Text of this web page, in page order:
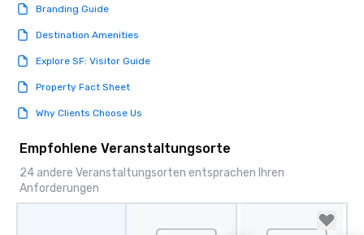
Branding Guide
Destination Amenities
Explore SF: Visitor Guide
Property Fact Sheet
Why Clients Choose Us
Empfohlene Veranstaltungsorte
24 andere Veranstaltungsorten entsprachen Ihren
Anforderungen